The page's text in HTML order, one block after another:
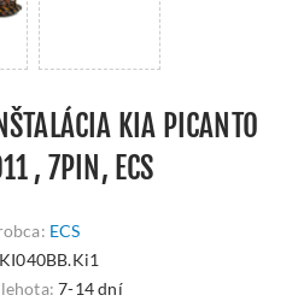
KIA PICANTO
, 7PIN, ECS
ECS
KI040BB.Ki1
7-14 dní